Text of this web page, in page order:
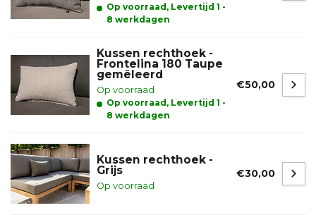
Op voorraad, Levertijd 1 -
8 werkdagen
Kussen rechthoek -
Frontelina 180 Taupe
gemêleerd
Op voorraad
Op voorraad, Levertijd 1 -
8 werkdagen
€50,00
Kussen rechthoek -
Grijs
Op voorraad
€30,00